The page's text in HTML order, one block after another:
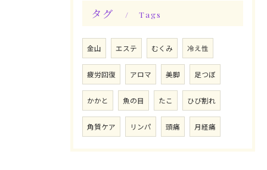
タグ Tags
金山 エステ むくみ 冷え性
疲労回復 アロマ 美脚 足つぼ
かかと 魚の目 たこ ひび割れ
角質ケア リンパ 頭痛 月経痛